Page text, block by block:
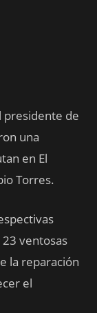
presidente de
una
en El
Torres.
ventosas
la reparación
el